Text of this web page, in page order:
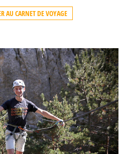
AU CARNET DE VOYAGE